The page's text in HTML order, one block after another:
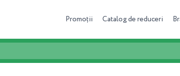
Promoții Catalog de reduceri